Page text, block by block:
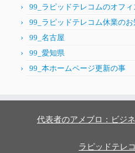
99_ラピッドテレコムのオフ
99_ラピッドテレコム休業の
99_名古屋
99_愛知県
99_本ホームページ更新の事
代表者のアメブロ：ビジ
ラピッドテレ